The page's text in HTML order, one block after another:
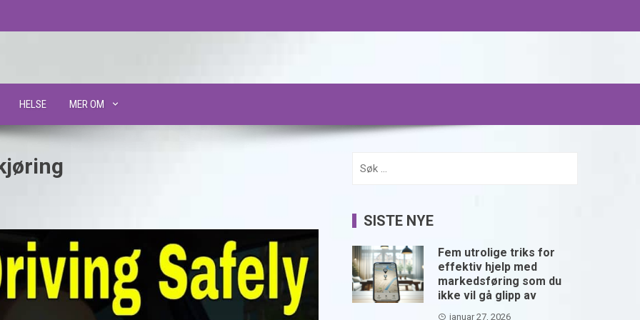
HELSE MER OM
etter:
SISTE NYE
Fem utrolige triks for
effektiv hjelp med
markedsføring som du
ikke vil gå glipp av
januar 27, 2026